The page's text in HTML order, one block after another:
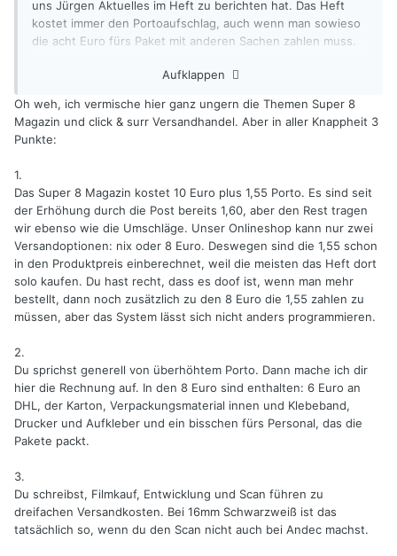
uns Jürgen Aktuelles im Heft zu berichten hat. Das Heft
kostet immer den Portoaufschlag, auch wenn man sowieso
die acht Euro fürs Paket mit anderen Sachen zahlen muss.
Film kostet 24,50 alleine an Porto mit Kauf, Entwicklung und
Dienstleistern, allen voran Andec mit fast 10 Euro. Zwingt
einen ja keiner das zu machen und bei größeren Sachen
geht es unter aber ich spar mir das vom Mund ab und das
Aufklappen
Oh weh, ich vermische hier ganz ungern die Themen Super 8
Magazin und click & surr Versandhandel. Aber in aller Knappheit 3
Punkte:
1.
Das Super 8 Magazin kostet 10 Euro plus 1,55 Porto. Es sind seit
der Erhöhung durch die Post bereits 1,60, aber den Rest tragen
wir ebenso wie die Umschläge. Unser Onlineshop kann nur zwei
Versandoptionen: nix oder 8 Euro. Deswegen sind die 1,55 schon
in den Produktpreis einberechnet, weil die meisten das Heft dort
solo kaufen. Du hast recht, dass es doof ist, wenn man mehr
bestellt, dann noch zusätzlich zu den 8 Euro die 1,55 zahlen zu
müssen, aber das System lässt sich nicht anders programmieren.
2.
Du sprichst generell von überhöhtem Porto. Dann mache ich dir
hier die Rechnung auf. In den 8 Euro sind enthalten: 6 Euro an
DHL, der Karton, Verpackungsmaterial innen und Klebeband,
Drucker und Aufkleber und ein bisschen fürs Personal, das die
Pakete packt.
3.
Du schreibst, Filmkauf, Entwicklung und Scan führen zu
dreifachen Versandkosten. Bei 16mm Schwarzweiß ist das
tatsächlich so, wenn du den Scan nicht auch bei Andec machst.